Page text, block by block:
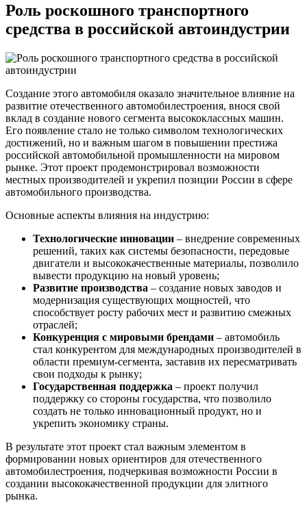
Роль роскошного транспортного
средства в российской автоиндустрии
Создание этого автомобиля оказало значительное влияние на
развитие отечественного автомобилестроения, внося свой
вклад в создание нового сегмента высококлассных машин.
Его появление стало не только символом технологических
достижений, но и важным шагом в повышении престижа
российской автомобильной промышленности на мировом
рынке. Этот проект продемонстрировал возможности
местных производителей и укрепил позиции России в сфере
автомобильного производства.
Основные аспекты влияния на индустрию:
Технологические инновации – внедрение современных
решений, таких как системы безопасности, передовые
двигатели и высококачественные материалы, позволило
вывести продукцию на новый уровень;
Развитие производства – создание новых заводов и
модернизация существующих мощностей, что
способствует росту рабочих мест и развитию смежных
отраслей;
Конкуренция с мировыми брендами – автомобиль
стал конкурентом для международных производителей в
области премиум-сегмента, заставив их пересматривать
свои подходы к рынку;
Государственная поддержка – проект получил
поддержку со стороны государства, что позволило
создать не только инновационный продукт, но и
укрепить экономику страны.
В результате этот проект стал важным элементом в
формировании новых ориентиров для отечественного
автомобилестроения, подчеркивая возможности России в
создании высококачественной продукции для элитного
рынка.